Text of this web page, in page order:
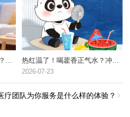
2026-07-23
疗团队为你服务是什么样的体验？